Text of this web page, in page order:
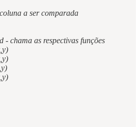
a ser comparada
chama as respectivas funções